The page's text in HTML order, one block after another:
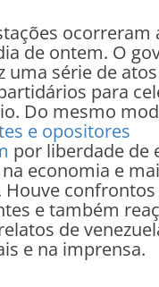
ocorreram
de ontem. O
uma série de
para
Do mesmo
e opositores
por liberdade de
economia e
Houve
e também
de
e na imprensa.